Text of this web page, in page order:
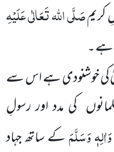
کریمصَلَّی اللہ تَعَالٰی عَلَیْہِ
۔
کی خوشنودی ہے اس سے
کی مدد اور رسولِ
وَسَلَّمَکے ساتھ جہاد